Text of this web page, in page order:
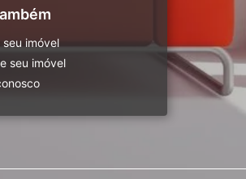
imóvel
seu imóvel